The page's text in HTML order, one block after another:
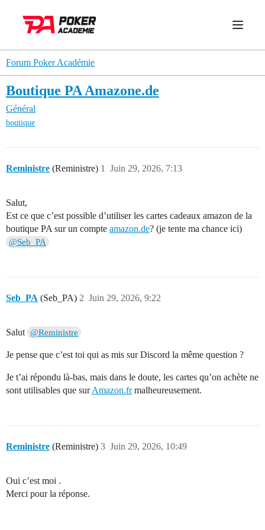
Forum Poker Académie
Boutique PA Amazone.de
Général
boutique
Reministre (Reministre) Juin 29, 2026, 7:13
1
Salut,
Est ce que c’est possible d’utiliser les cartes cadeaux amazon de la
boutique PA sur un compte amazon.de? (je tente ma chance ici)
@Seb_PA
Seb_PA (Seb_PA) Juin 29, 2026, 9:22
2
Salut @Reministre
Je pense que c’est toi qui as mis sur Discord la même question ?
Je t’ai répondu là-bas, mais dans le doute, les cartes qu’on achète ne
sont utilisables que surAmazon.frmalheureusement.
Reministre (Reministre) Juin 29, 2026, 10:49
3
Oui c’est moi .
Merci pour la réponse.